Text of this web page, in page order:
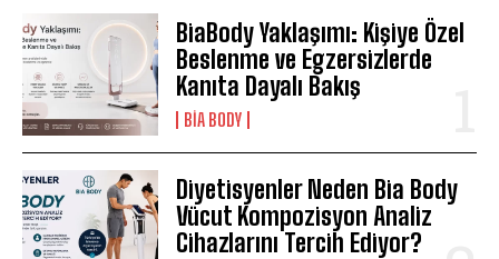
BiaBody Yaklaşımı: Kişiye Özel
Beslenme ve Egzersizlerde
Kanıta Dayalı Bakış
BIA BODY
Diyetisyenler Neden Bia Body
Vücut Kompozisyon Analiz
Cihazlarını Tercih Ediyor?